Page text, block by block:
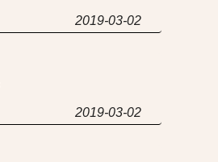
2019-03-02
2019-03-02